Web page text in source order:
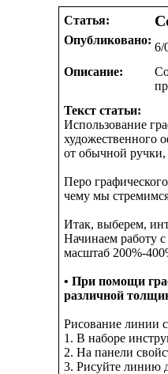
Статья:
Опубликовано:
6/
Описание:
Текст статьи:
Использование
художественного
от обычной
Перо
чему мы
Итак, выберем,
Начинаем работу
масштаб 200%-
• При помощи
различной
Рисование линии
1. В наборе
2. На панели
3. Рисуйте линию